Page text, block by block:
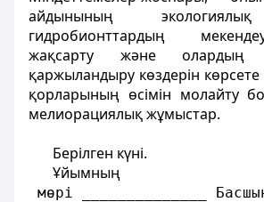
айдынының
гидробионттардың
жақсарту және
қаржыландыру көздерiн
қорларының өсiмiн молайту
мелиорациялық жұмыстар.
Берiлген күнi.
Ұйымның
мөрi ______________